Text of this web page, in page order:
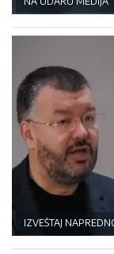
IZVEŠTAJ